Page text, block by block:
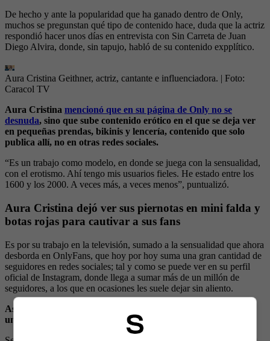
De hecho y ante la popularidad que ha ganado dentro de Only,
muchos se pregunstan qué tipo de contenido hace, duda que la actriz
respondió hacer unos días en entrevista con Sin Carreta de Juan
Diego Alvira, donde, sin tapujo, habló de su contenido expplítico.
Aura Cristina Geithner, actriz, cantante e influenciadora. | Foto:
Caracol TV
Aura Cristina mencionó que en su página de Only no se
desnuda, sino que sube contenido erótico en el que se deja ver
en pequeñas prendas, bikinis y lencería, contenido que solo
publica allí, no en otras redes sociales.
“Es un trabajo como modelo, en donde se juega con la sensualidad,
con el erotismo. Ahí tengo mis usuarios fieles. He estado entre los
1600 y los 2000. A veces más, a veces menos”, puntualizó.
Aura Cristina dejó ver sus piernotas en mini falda y
botas rojas para cautivar a sus fans
Es por su trabajo en la televisión, sumado a la sensualidad que ahora
desborda en OnlyFans, que hoy por hoy suma una gran cantidad de
seguidores en redes sociales; tal y como se puede ver en su perfil
oficial de Instagram, donde llega a sumar más de un millón de
seguidores, a los que en ocasiones les suele dejar sin aliento.
Así lo dejó en evidencia recientemente, luego de que publicara
una foto con la que se llegó a robar más de una mirada.